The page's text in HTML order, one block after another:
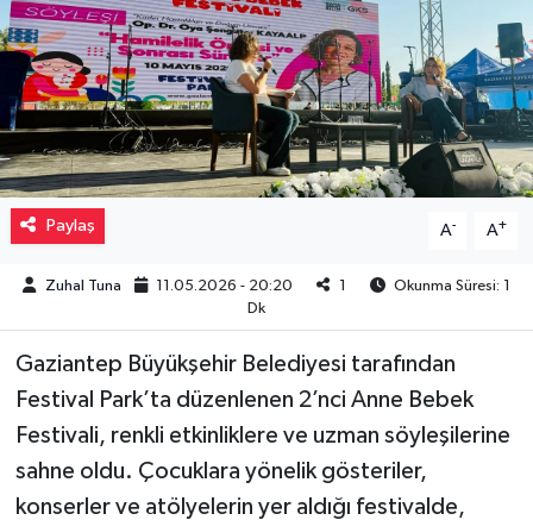
Paylaş A- A+
Zuhal Tuna 11.05.2026 - 20:20 1
Okunma Süresi: 1
Dk
Gaziantep Büyükşehir Belediyesi tarafından
Festival Park’ta düzenlenen 2’nci Anne Bebek
Festivali, renkli etkinliklere ve uzman söyleşilerine
sahne oldu. Çocuklara yönelik gösteriler,
konserler ve atölyelerin yer aldığı festivalde,
Müzik
Piyasa
Resmi İlanlar
Sağlık
Teknoloji
Türkiye